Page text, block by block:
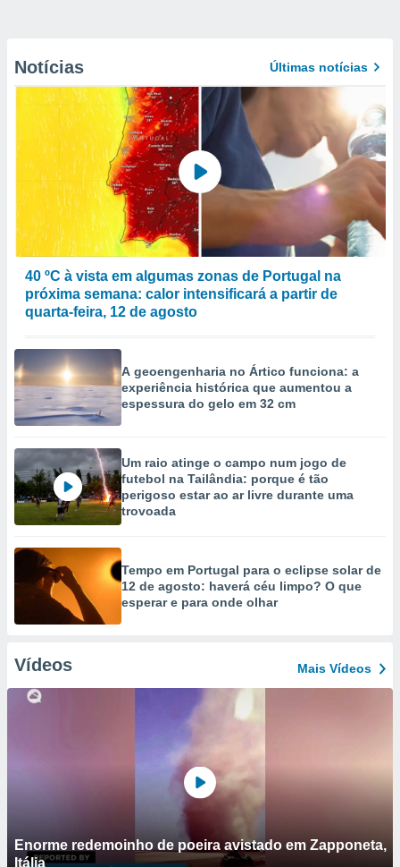
Notícias Últimas notícias
40 ºC à vista em algumas zonas de Portugal na
próxima semana: calor intensificará a partir de
quarta-feira, 12 de agosto
A geoengenharia no Ártico funciona: a
experiência histórica que aumentou a
espessura do gelo em 32 cm
Um raio atinge o campo num jogo de
futebol na Tailândia: porque é tão
perigoso estar ao ar livre durante uma
trovoada
Tempo em Portugal para o eclipse solar de
12 de agosto: haverá céu limpo? O que
esperar e para onde olhar
Vídeos Mais Vídeos
Enorme redemoinho de poeira avistado em Zapponeta,
Itália